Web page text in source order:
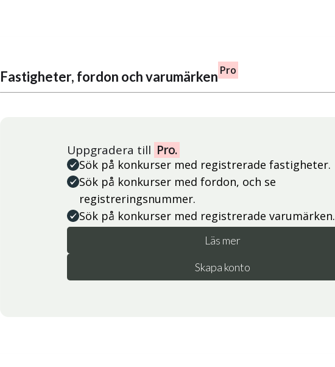
Fastigheter, fordon och varumärken Pro
Uppgradera till Pro.
Sök på konkurser med registrerade fastigheter.
Sök på konkurser med fordon, och se
registreringsnummer.
Sök på konkurser med registrerade varumärken.
Läs mer
Skapa konto